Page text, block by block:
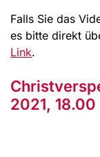
Falls Sie das
es bitte direkt
Link.
2021,